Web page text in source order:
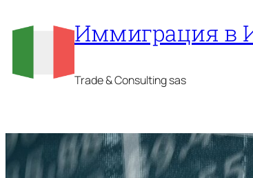
Иммиграция в
Trade & Consulting sas